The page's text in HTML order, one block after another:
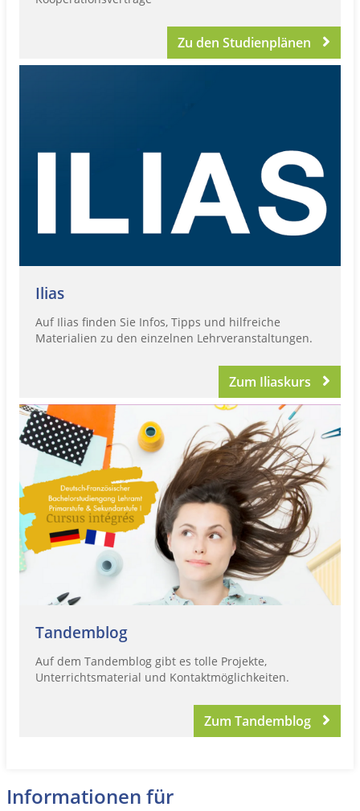
Zu den Studienplänen
Ilias
Auf Ilias finden Sie Infos, Tipps und hilfreiche
Materialien zu den einzelnen Lehrveranstaltungen.
Zum Iliaskurs
Tandemblog
Auf dem Tandemblog gibt es tolle Projekte,
Unterrichtsmaterial und Kontaktmöglichkeiten.
Zum Tandemblog
Informationen für